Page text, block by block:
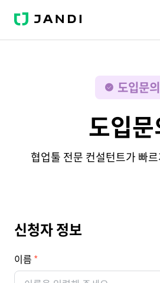
J
N
도입문의
도입문
협업툴 전문 컨설턴트가 빠
신청자 정보
이름